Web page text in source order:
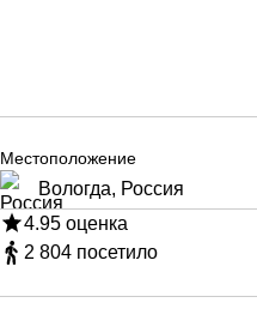
Местоположение
Вологда, Россия
4.95 оценка
2 804 посетило